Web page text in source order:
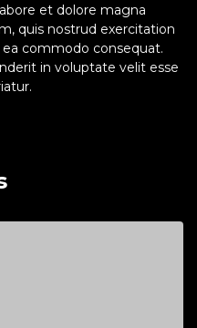
et dolore magna
quis nostrud exercitation
ea commodo consequat.
in voluptate velit esse